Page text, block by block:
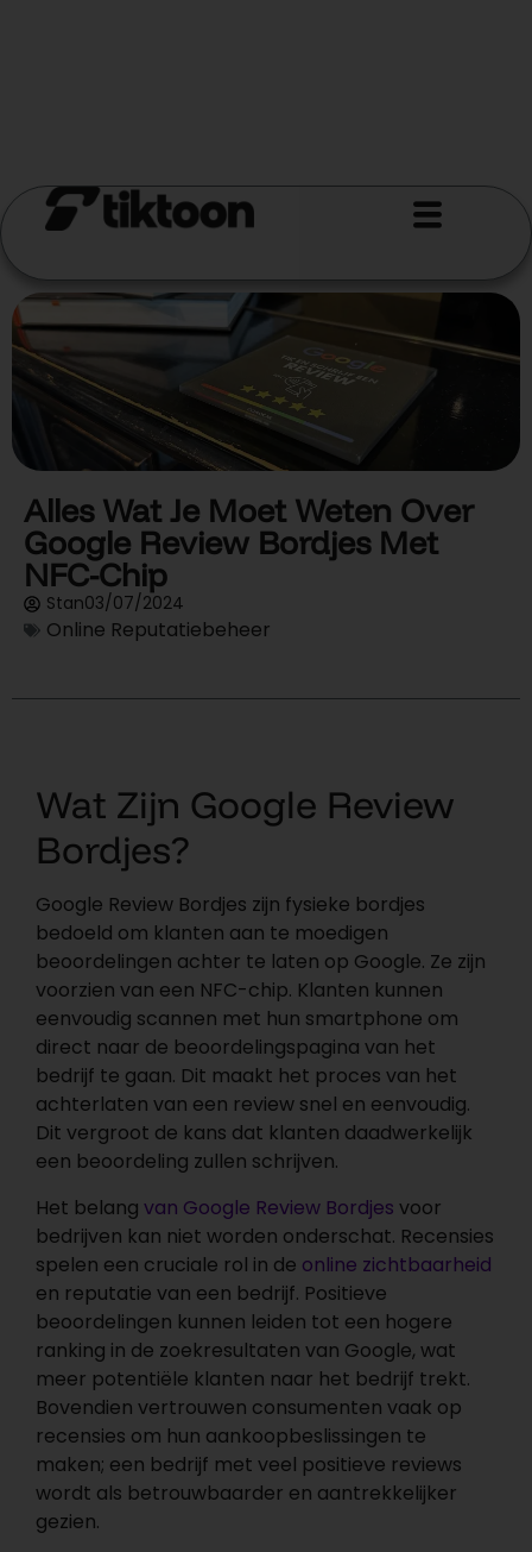
Alles Wat Je Moet Weten Over
Google Review Bordjes Met
NFC-Chip
Stan03/07/2024
Online Reputatiebeheer
Wat Zijn Google Review
Bordjes?
Google Review Bordjes zijn fysieke bordjes
bedoeld om klanten aan te moedigen
beoordelingen achter te laten op Google. Ze zijn
voorzien van een NFC-chip. Klanten kunnen
eenvoudig scannen met hun smartphone om
direct naar de beoordelingspagina van het
bedrijf te gaan. Dit maakt het proces van het
achterlaten van een review snel en eenvoudig.
Dit vergroot de kans dat klanten daadwerkelijk
een beoordeling zullen schrijven.
Het belang van Google Review Bordjes voor
bedrijven kan niet worden onderschat. Recensies
spelen een cruciale rol in de online zichtbaarheid
en reputatie van een bedrijf. Positieve
beoordelingen kunnen leiden tot een hogere
ranking in de zoekresultaten van Google, wat
meer potentiële klanten naar het bedrijf trekt.
Bovendien vertrouwen consumenten vaak op
recensies om hun aankoopbeslissingen te
maken; een bedrijf met veel positieve reviews
wordt als betrouwbaarder en aantrekkelijker
gezien.